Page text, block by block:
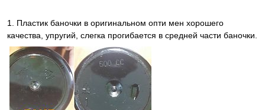
1. Пластик баночки в оригинальном опти мен хорошего
качества, упругий, слегка прогибается в средней части баночки.